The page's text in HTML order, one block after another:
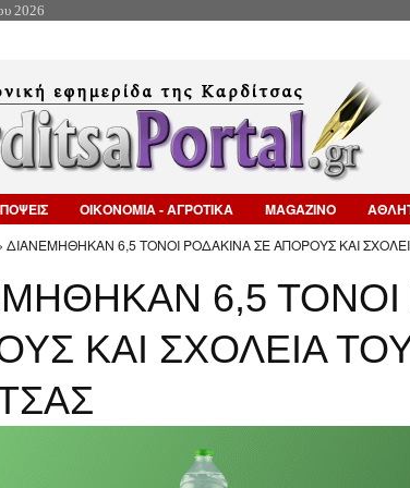
2026
ΟΙΚΟΝΟΜΙΑ - ΑΓΡΟΤΙΚΑ MAGAZINO
› ΔΙΑΝΕΜΗΘΗΚΑΝ 6,5 ΤΟΝΟΙ ΡΟΔΑΚΙΝΑ ΣΕ ΑΠΟΡΟΥΣ ΚΑΙ
6,5 ΤΟΝΟΙ
ΚΑΙ ΣΧΟΛΕΙΑ